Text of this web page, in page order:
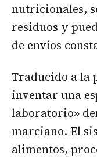
nutricionales,
residuos y
de envíos
Traducido a la
inventar una
laboratorio»
marciano. El
alimentos,